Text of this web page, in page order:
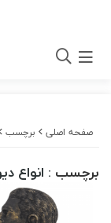
صفحه اصلی برچسب
برچسب : انواع